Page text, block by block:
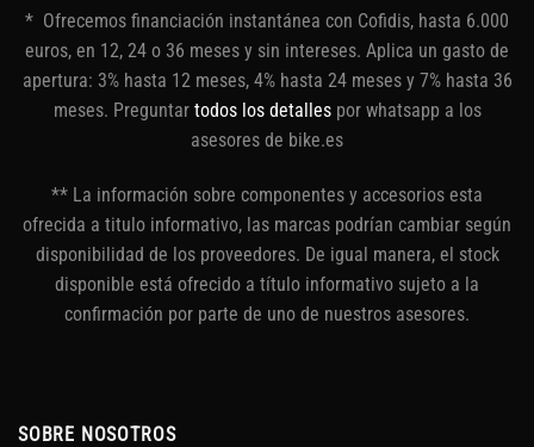
* Ofrecemos financiación instantánea con Cofidis, hasta 6.000
euros, en 12, 24 o 36 meses y sin intereses. Aplica un gasto de
apertura: 3% hasta 12 meses, 4% hasta 24 meses y 7% hasta 36
meses. Preguntar todos los detallespor whatsapp a los
asesores de bike.es
** La información sobre componentes y accesorios esta
ofrecida a titulo informativo, las marcas podrían cambiar según
disponibilidad de los proveedores. De igual manera, el stock
disponible está ofrecido a título informativo sujeto a la
confirmación por parte de uno de nuestros asesores.
SOBRE NOSOTROS